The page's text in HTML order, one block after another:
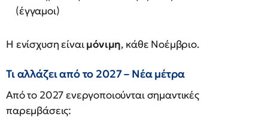
(έγγαμοι)
Η ενίσχυση είναιμόνιμη, κάθε Νοέμβριο.
Τι αλλάζει από το 2027 – Νέα μέτρα
Από το 2027 ενεργοποιούνται σημαντικές
παρεμβάσεις: